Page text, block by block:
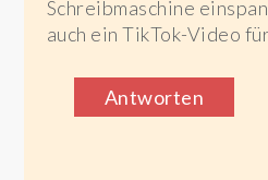
Schreibmaschine
auch ein TikTok-Video
Antworten